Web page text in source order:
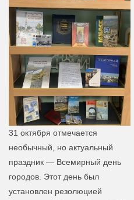
31 октября отмечается
необычный, но актуальный
праздник — Всемирный день
городов. Этот день был
установлен резолюцией